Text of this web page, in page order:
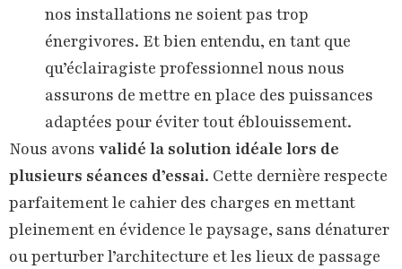
nos installations ne soient pas trop
énergivores. Et bien entendu, en tant que
qu’éclairagiste professionnel nous nous
assurons de mettre en place des puissances
adaptées pour éviter tout éblouissement.
Nous avons validé la solution idéale lors de
plusieurs séances d’essai. Cette dernière respecte
parfaitement le cahier des charges en mettant
pleinement en évidence le paysage, sans dénaturer
ou perturber l’architecture et les lieux de passage